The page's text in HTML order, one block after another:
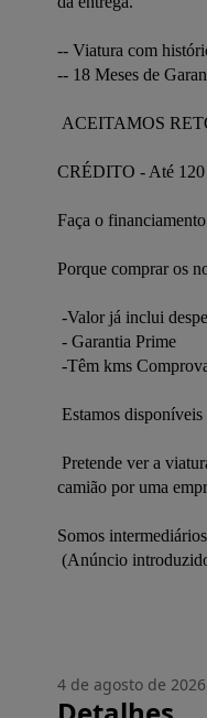
-- Viatura com
-- 18 Meses de
CRÉDITO - Até 120
Faça o
Porque comprar os
camião por uma
Somos
4 de agosto de